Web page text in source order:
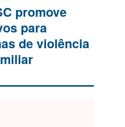
promove
para
de violência